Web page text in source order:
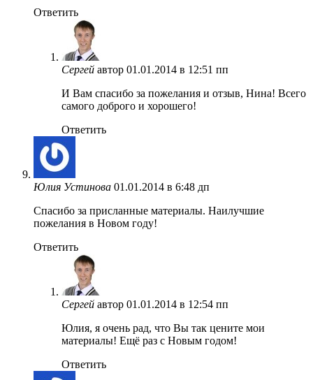
Ответить
Сергей автор 01.01.2014 в 12:51 пп
И Вам спасибо за пожелания и отзыв, Нина! Всего
самого доброго и хорошего!
Ответить
Юлия Устинова 01.01.2014 в 6:48 дп
Спасибо за присланные материалы. Наилучшие
пожелания в Новом году!
Ответить
Сергей автор 01.01.2014 в 12:54 пп
Юлия, я очень рад, что Вы так цените мои
материалы! Ещё раз с Новым годом!
Ответить